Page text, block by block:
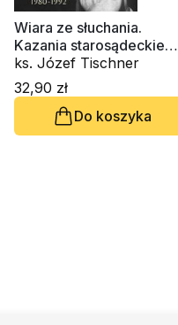
Wiara ze słuchania.
Kazania starosądeckie
1980-1992ks. Józef Tischner
32,90 zł
Do koszyka